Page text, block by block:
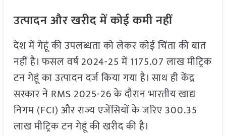
उत्पादन और खरीद में कोई कमी नहीं
देश में गेहूं की उपलब्धता को लेकर कोई चिंता की बात
नहीं है। फसल वर्ष 2024-25 में 1175.07 लाख मीट्रिक
टन गेहूं का उत्पादन दर्ज किया गया है। साथ ही केंद्र
सरकार ने RMS 2025-26 के दौरान भारतीय खाद्य
निगम (FCI) और राज्य एजेंसियों के जरिए 300.35
लाख मीट्रिक टन गेहूं की खरीद की है।